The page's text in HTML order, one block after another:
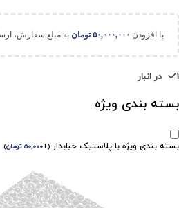
با افزودن ۵۰,۰۰۰,۰۰۰ تومان به مبلغ سفارش،
1 در انبار
بسته بندی ویژه
بسته بندی ویژه با پلاستیک حبابدار (
+۵۰,۰۰۰ تومان)